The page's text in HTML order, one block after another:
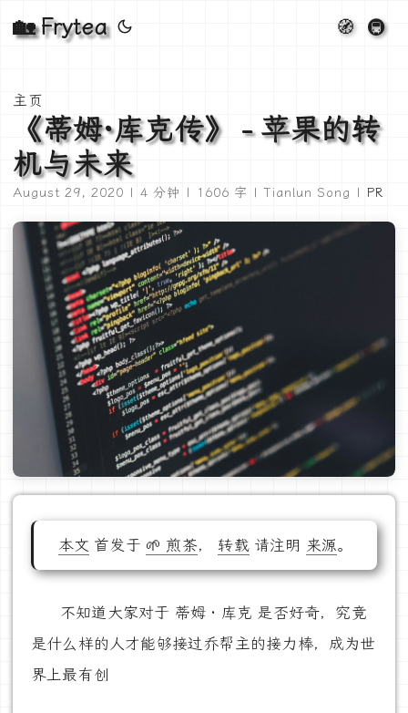
🏡 Frytea 🧭 🚇
主页
《蒂姆·库克传》 - 苹果的转
机与未来
August 29, 2020 | 4 分钟 | 1606 字 | Tianlun Song | PR
本文 首发于 🌱 煎茶，转载请注明 来源。
不知道大家对于 蒂姆 · 库克 是否好奇，究竟
是什么样的人才能够接过乔帮主的接力棒，成为世
界上最有创